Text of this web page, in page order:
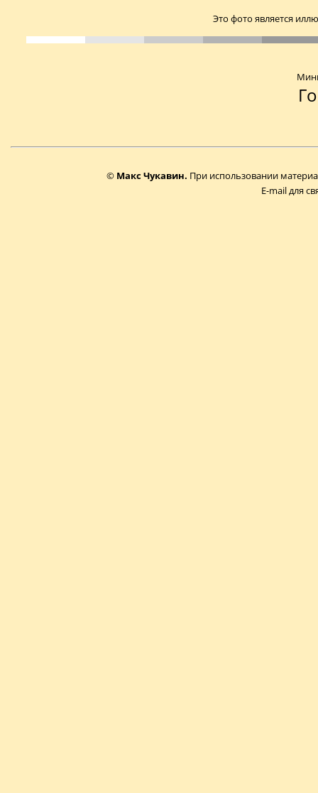
Это фото является
© Макс Чукавин. При использовании
E-mail для